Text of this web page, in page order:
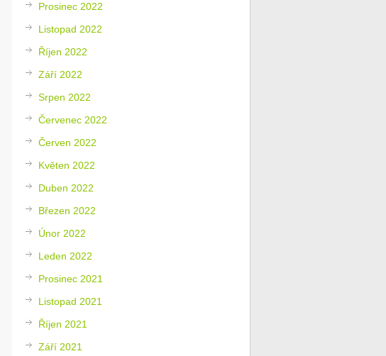
Prosinec 2022
Listopad 2022
Říjen 2022
Září 2022
Srpen 2022
Červenec 2022
Červen 2022
Květen 2022
Duben 2022
Březen 2022
Únor 2022
Leden 2022
Prosinec 2021
Listopad 2021
Říjen 2021
Září 2021